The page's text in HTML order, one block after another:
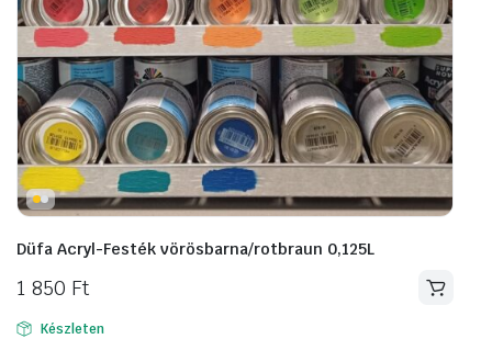
Düfa Acryl-Festék vörösbarna/rotbraun 0,125L
1 850 Ft
Készleten